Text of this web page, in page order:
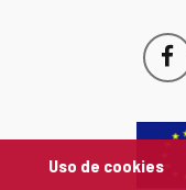
Uso de cookies